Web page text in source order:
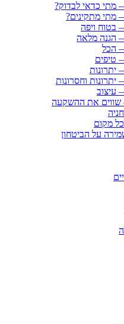
כדאי לבדוק?
מתי מתקינים?
בטוח ויפה
הגנה מלאה
הכל
טיפים
וחסרונות
עיצוב
שווים את ההשקעה
מקום
על הביטחון